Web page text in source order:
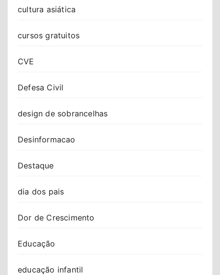
cultura asiática
cursos gratuitos
CVE
Defesa Civil
design de sobrancelhas
Desinformacao
Destaque
dia dos pais
Dor de Crescimento
Educação
educação infantil